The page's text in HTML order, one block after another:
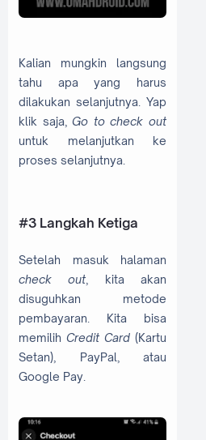
Kalian mungkin langsung
tahu apa yang harus
dilakukan selanjutnya. Yap
klik saja,Go to check out
untuk melanjutkan ke
proses selanjutnya.
#3 Langkah Ketiga
Setelah masuk halaman
check out , kita akan
disuguhkan metode
pembayaran. Kita bisa
memilih Credit Card (Kartu
Setan), PayPal, atau
Google Pay.